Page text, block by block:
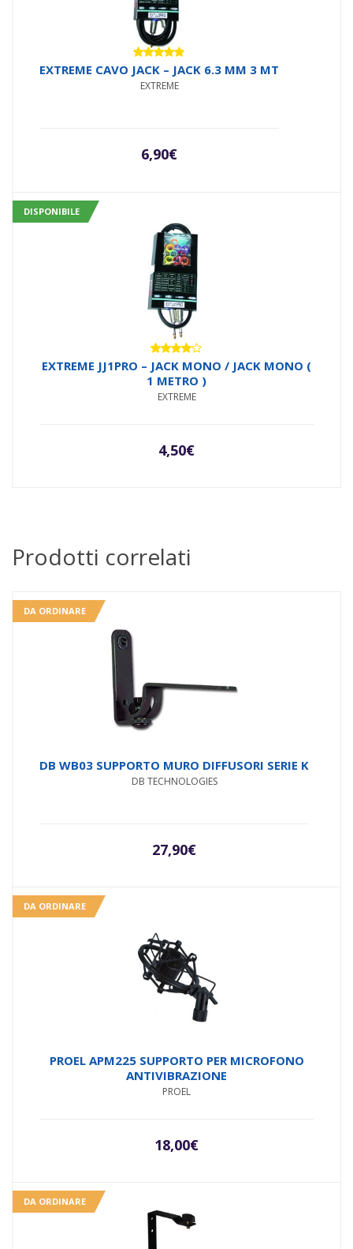
Valutato
5.00su 5
EXTREME CAVO JACK – JACK 6.3 MM 3 MT
EXTREME
6,90€
DISPONIBILE
Valutato
4.00su
5
EXTREME JJ1PRO – JACK MONO / JACK MONO (
1 METRO )
EXTREME
4,50€
Prodotti correlati
DA ORDINARE
DB WB03 SUPPORTO MURO DIFFUSORI SERIE K
DB TECHNOLOGIES
27,90€
DA ORDINARE
PROEL APM225 SUPPORTO PER MICROFONO
ANTIVIBRAZIONE
PROEL
18,00€
DA ORDINARE